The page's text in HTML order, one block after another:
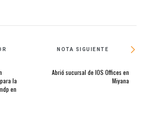
la
en
NOTA SIGUIENTE
Abrió sucursal de IOS Offices en
Miyana